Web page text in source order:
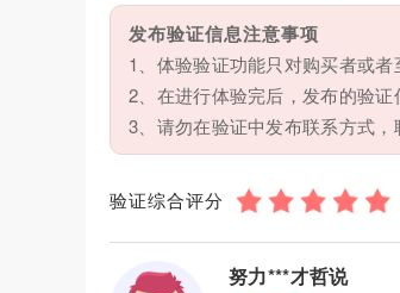
发布验证信息注意事项
1、体验验证功能只对购买者或者
2、在进行体验完后，发布的验证
3、请勿在验证中发布联系方式，
验证综合评分
努力***才哲说